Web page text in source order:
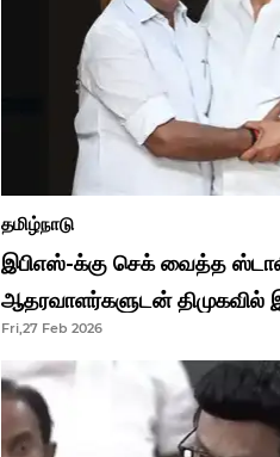
தமிழ்நாடு
இபிஎஸ்-க்கு செக் வைத்த
ஆதரவாளர்களுடன்
Fri,27 Feb 2026